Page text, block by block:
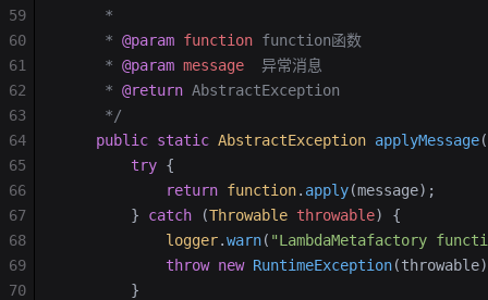
     *
     *
@param function function函数
     *
@param message
  异常消息
     *
@return AbstractException
     */
    public
static AbstractException applyMessage(
        try
{
            return
function. apply(message);
        }
catch (Throwable throwable) {
            logger
.warn( "LambdaMetafactory
            throw
new RuntimeException
        }
59
60
61
62
63
64
65
66
67
68
69
70